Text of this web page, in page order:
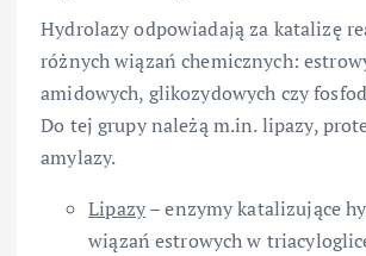
Hydrolazy odpowiadają za katalizę
różnych wiązań chemicznych:
amidowych, glikozydowych czy
Do tej grupy należą m.in. lipazy,
amylazy.
Lipazy– enzymy katalizujące
wiązań estrowych w